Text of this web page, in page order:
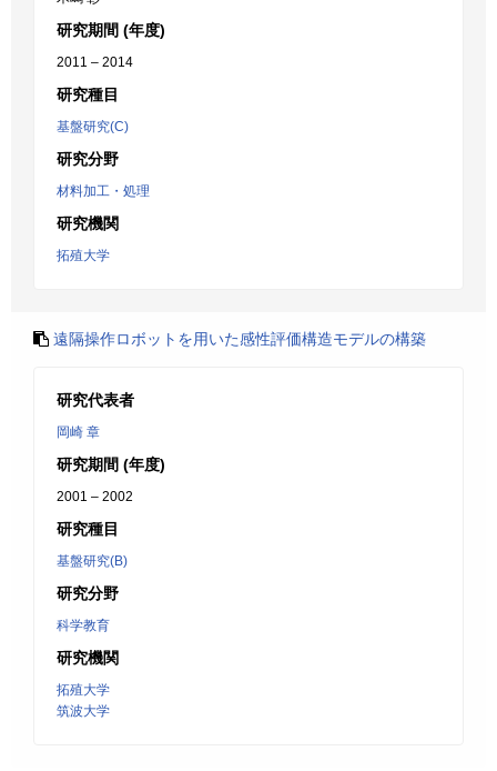
研究期間 (年度)
2011 – 2014
研究種目
基盤研究(C)
研究分野
材料加工・処理
研究機関
拓殖大学
遠隔操作ロボットを用いた感性評価構造モデルの構築
研究代表者
岡崎 章
研究期間 (年度)
2001 – 2002
研究種目
基盤研究(B)
研究分野
科学教育
研究機関
拓殖大学
筑波大学